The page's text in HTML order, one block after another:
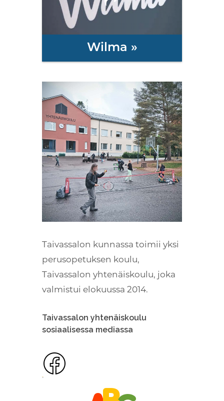
Wilma »
Taivassalon kunnassa toimii yksi
perusopetuksen koulu,
Taivassalon yhtenäiskoulu, joka
valmistui elokuussa 2014.
Taivassalon yhtenäiskoulu
sosiaalisessa mediassa